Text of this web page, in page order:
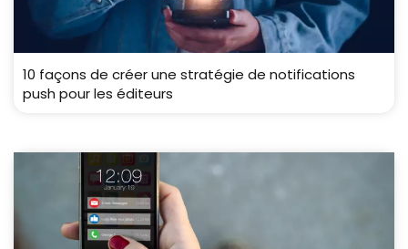
10 façons de créer une stratégie de notifications
push pour les éditeurs